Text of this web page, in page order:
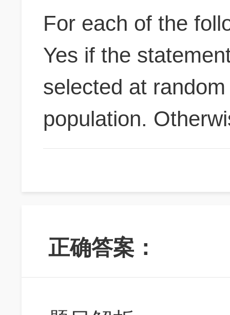
centimeters, at 3-
ages 2 through 5
model In a model
population of
unique height
For each of the
Yes if the
selected at
population.
正确答案：